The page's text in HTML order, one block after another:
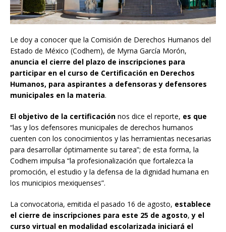
Le doy a conocer que la Comisión de Derechos Humanos del
Estado de México (Codhem), de Myrna García Morón,
anuncia el cierre del plazo de inscripciones para
participar en el curso de Certificación en Derechos
Humanos, para aspirantes a defensoras y defensores
municipales en la materia.
El objetivo de la certificación nos dice el reporte, es que
“las y los defensores municipales de derechos humanos
cuenten con los conocimientos y las herramientas necesarias
para desarrollar óptimamente su tarea”; de esta forma, la
Codhem impulsa “la profesionalización que fortalezca la
promoción, el estudio y la defensa de la dignidad humana en
los municipios mexiquenses”.
La convocatoria, emitida el pasado 16 de agosto, establece
el cierre de inscripciones para este 25 de agosto,y el
curso virtual en modalidad escolarizada iniciará el